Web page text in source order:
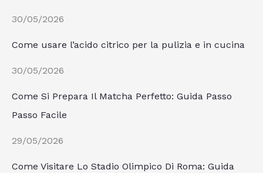
30/05/2026
Come usare l’acido citrico per la pulizia e in cucina
30/05/2026
Come Si Prepara Il Matcha Perfetto: Guida Passo
Passo Facile
29/05/2026
Come Visitare Lo Stadio Olimpico Di Roma: Guida